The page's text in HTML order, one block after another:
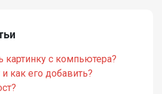
картинку с компьютера?
как его добавить?